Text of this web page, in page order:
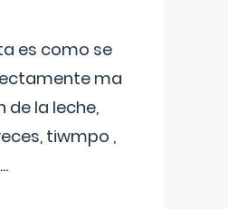
es como se
ma
de la leche,
tiwmpo ,